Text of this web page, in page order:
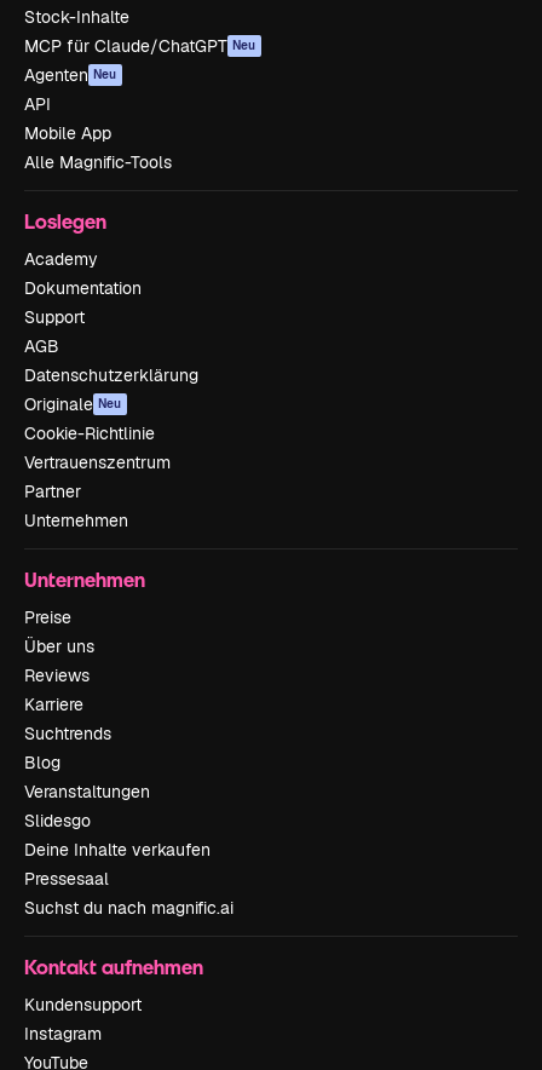
Stock-Inhalte
MCP für Claude/ChatGPT Neu
Agenten Neu
API
Mobile App
Alle Magnific-Tools
Loslegen
Academy
Dokumentation
Support
AGB
Datenschutzerklärung
Originale Neu
Cookie-Richtlinie
Vertrauenszentrum
Partner
Unternehmen
Unternehmen
Preise
Über uns
Reviews
Karriere
Suchtrends
Blog
Veranstaltungen
Slidesgo
Deine Inhalte verkaufen
Pressesaal
Suchst du nach magnific.ai
Kontakt aufnehmen
Kundensupport
Instagram
YouTube